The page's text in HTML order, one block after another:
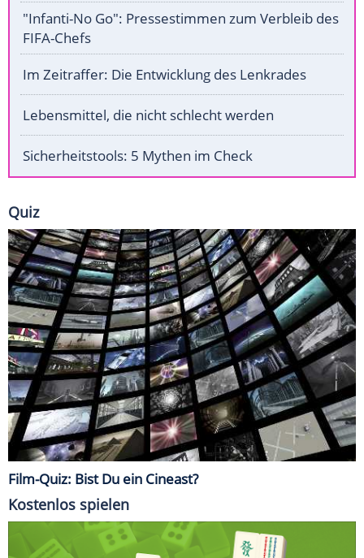
"Infanti-No Go": Pressestimmen zum Verbleib des
FIFA-Chefs
Im Zeitraffer: Die Entwicklung des Lenkrades
Lebensmittel, die nicht schlecht werden
Sicherheitstools: 5 Mythen im Check
Quiz
Film-Quiz: Bist Du ein Cineast?
Kostenlos spielen